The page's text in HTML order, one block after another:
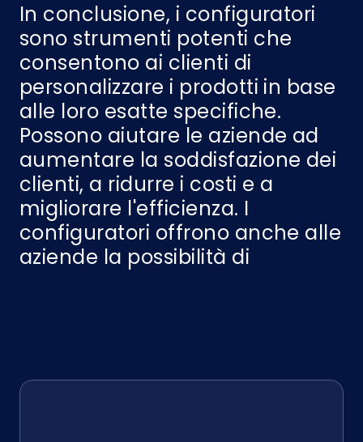
In conclusione, i configuratori
sono strumenti potenti che
consentono ai clienti di
personalizzare i prodotti in base
alle loro esatte specifiche.
Possono aiutare le aziende ad
aumentare la soddisfazione dei
clienti, a ridurre i costi e a
migliorare l'efficienza. I
configuratori offrono anche alle
aziende la possibilità di